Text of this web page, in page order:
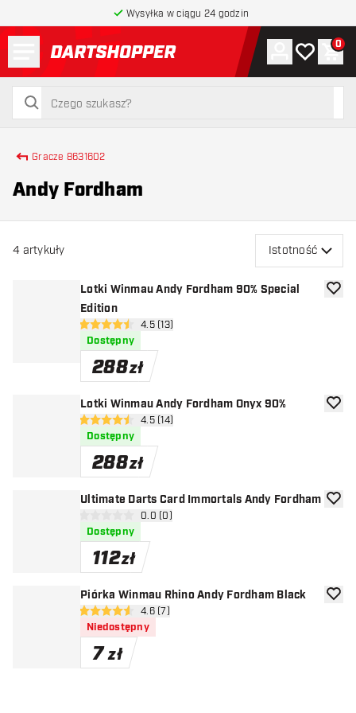
Wysyłka w ciągu 24 godzin
powrót do strony głównej
szukaj
szukaj
Konto
Moja lista
0
Gracze 8631602
Andy Fordham
4 artykuły Istotność
Lotki Winmau Andy Fordham 90% Special
Edition
otwórz panel recenzji
4.5 gwiazdki oceny
4.5 (13)
Dostępny
288zł
Lotki Winmau Andy Fordham Onyx 90%
otwórz panel recenzji
4.5 gwiazdki oceny
4.5 (14)
Dostępny
288zł
Ultimate Darts Card Immortals Andy Fordham
otwórz panel recenzji
0 gwiazdki oceny0.0 (0)
Dostępny
112zł
Piórka Winmau Rhino Andy Fordham Black
otwórz panel recenzji
4.6 gwiazdki oceny
4.6 (7)
Niedostępny
7 zł